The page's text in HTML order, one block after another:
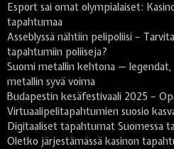
Esport sai omat olympialaiset:
tapahtumaa
Asseblyssä nähtiin pelipoliisi –
tapahtumiin poliiseja?
Suomi metallin kehtona —
metallin syvä voima
Budapestin kesäfestivaali 2025 –
Virtuaalipelitapahtumien suosio
Digitaaliset tapahtumat Suomessa
Oletko järjestämässä kasinon